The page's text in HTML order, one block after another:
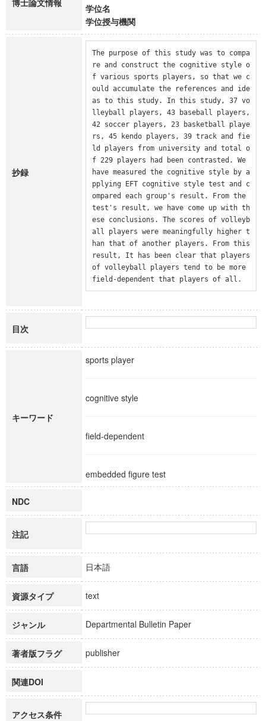
博士論文情報
学位名
学位授与機関
抄録
The purpose of this study was to compa
re and construct the cognitive style o
f various sports players, so that we c
ould accumulate the references and ide
as to this study. In this study, 37 vo
lleyball players, 43 baseball players,
42 soccer players, 23 basketball playe
rs, 45 kendo players, 39 track and fie
ld players from university and total o
f 229 players had been contrasted. We
have measured the cognitive style by a
pplying EFT cognitive style test and c
ompared each group's result. From the
test's result, we have come up with th
ese conclusions. The scores of volleyb
all players were meaningfully higher t
han that of another players. From this
result, It has been clear that players
of volleyball players tend to be more
field-dependent that players of all.
目次
キーワード
sports player
cognitive style
field-dependent
embedded figure test
NDC
注記
言語 日本語
資源タイプ text
ジャンル Departmental Bulletin Paper
著者版フラグ publisher
関連DOI
アクセス条件